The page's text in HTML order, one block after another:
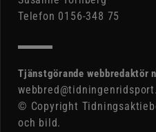
Telefon 0156-348 75
Tjänstgörande webbredaktör
© Copyright
och bild.